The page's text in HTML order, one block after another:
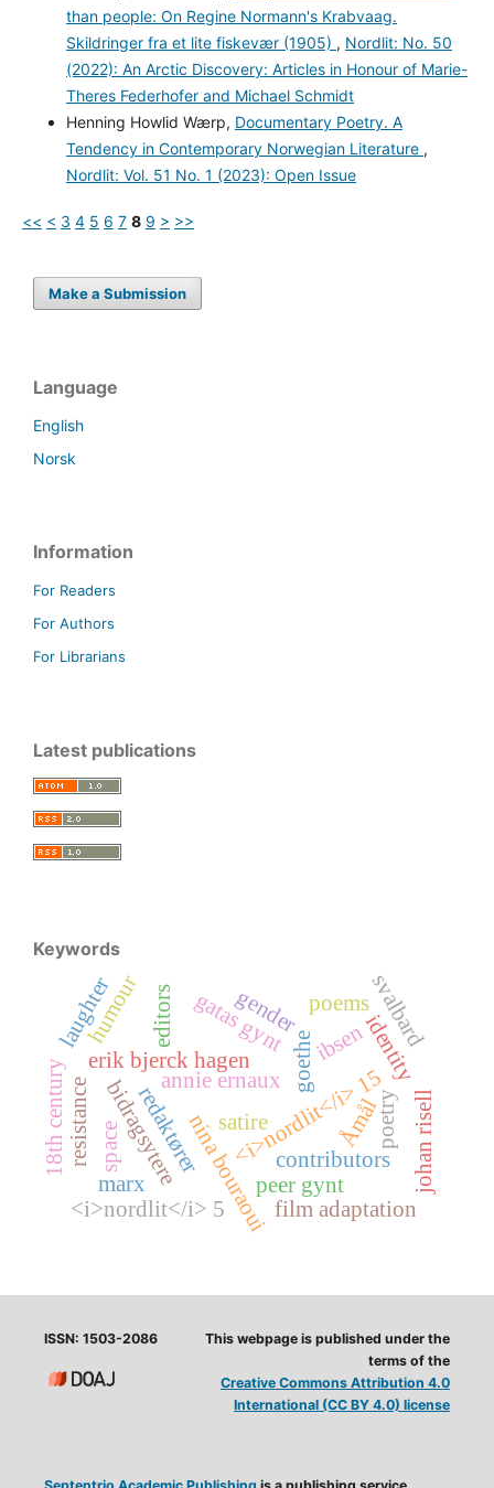
than people: On Regine Normann's Krabvaag.
Skildringer fra et lite fiskevær (1905) , Nordlit: No. 50
(2022): An Arctic Discovery: Articles in Honour of Marie-
Theres Federhofer and Michael Schmidt
Henning Howlid Wærp, Documentary Poetry. A
Tendency in Contemporary Norwegian Literature ,
Nordlit: Vol. 51 No. 1 (2023): Open Issue
<< < 3 4 5 6 7 8 9 > >>
Make a Submission
Language
English
Norsk
Information
For Readers
For Authors
For Librarians
Latest publications
Keywords
annie ernaux
nina bouraoui
erik bjerck hagen
bidragsytere contributors
<i>nordlit</i> 15
redaktører
editors
<i>nordlit</i> 5
goethe
marx
ibsen
peer gynt
gatas gynt
film adaptation
identity
space
gender svalbard
resistance
humour
laughter poems
poetry
satire
18th century johan risell
Åmål
ISSN: 1503-2086
This webpage is published under the
terms of the
Creative Commons Attribution 4.0
International (CC BY 4.0) license